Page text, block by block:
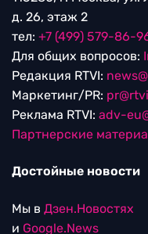
д. 26, этаж 2
тел: +7 (499) 579-86-
Для общих вопросов:
Редакция RTVI:
Маркетинг/PR:
Реклама RTVI: adv-
Партнерские
Достойные новости
Мы в Дзен.Новостях
и Google.News